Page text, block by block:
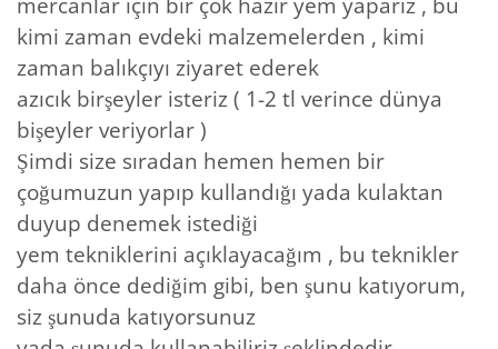
kimi zaman evdeki malzemelerden , kimi
zaman balıkçıyı ziyaret ederek
azıcık birşeyler isteriz ( 1-2 tl verince dünya
bişeyler veriyorlar )
Şimdi size sıradan hemen hemen bir
çoğumuzun yapıp kullandığı yada kulaktan
duyup denemek istediği
yem tekniklerini açıklayacağım , bu teknikler
daha önce dediğim gibi, ben şunu katıyorum,
siz şunuda katıyorsunuz